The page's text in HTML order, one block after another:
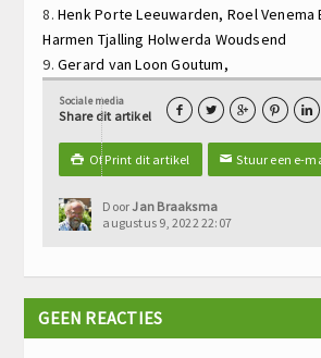
8.Henk PorteLeeuwarden, Roel Venema
Harmen Tjalling Holwerda Woudsend
9.Gerard van LoonGoutum,
Sociale media
Share dit artikel     
 Of Print dit artikel ✉Stuur een e-
DoorJan Braaksma
augustus 9, 2022 22:07
GEEN REACTIES